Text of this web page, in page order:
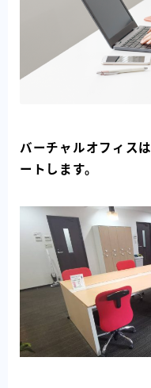
バーチャルオフィス
ートします。